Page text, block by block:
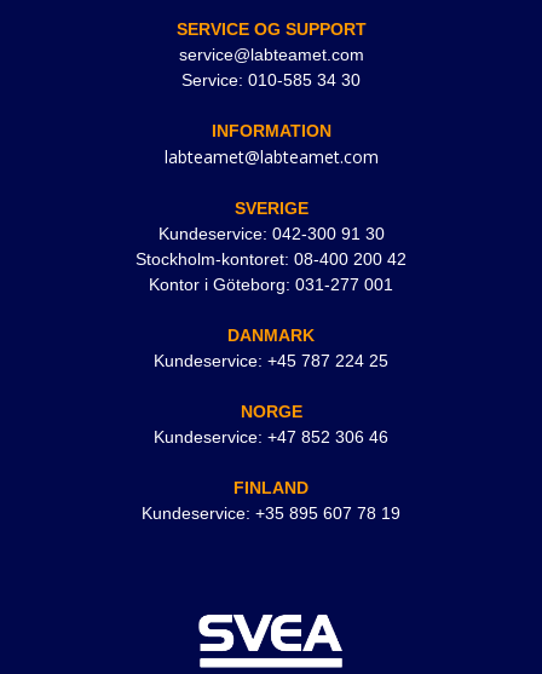
SERVICE OG SUPPORT
service@labteamet.com
Service: 010-585 34 30
INFORMATION
labteamet@labteamet.com
SVERIGE
Kundeservice: 042-300 91 30
Stockholm-kontoret: 08-400 200 42
Kontor i Göteborg: 031-277 001
DANMARK
Kundeservice: +45 787 224 25
NORGE
Kundeservice: +47 852 306 46
FINLAND
Kundeservice: +35 895 607 78 19